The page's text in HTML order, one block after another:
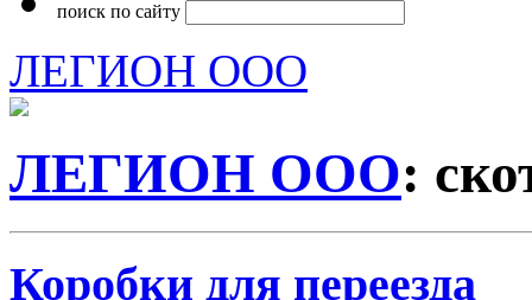
поиск по сайту
ЛЕГИОН ООО
ЛЕГИОН ООО:
Коробки для переезда